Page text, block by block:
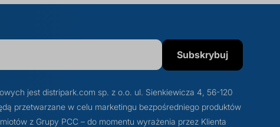
Subskrybuj
jest distripark.com sp. z o.o. ul. Sienkiewicza 4, 56-120
przetwarzane w celu marketingu bezpośredniego produktów
z Grupy PCC – do momentu wyrażenia przez Klienta